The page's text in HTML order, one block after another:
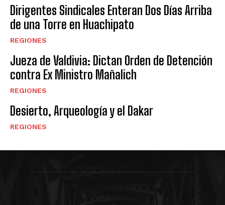
Dirigentes Sindicales Enteran Dos Días Arriba
de una Torre en Huachipato
REGIONES
Jueza de Valdivia: Dictan Orden de Detención
contra Ex Ministro Mañalich
REGIONES
Desierto, Arqueología y el Dakar
REGIONES